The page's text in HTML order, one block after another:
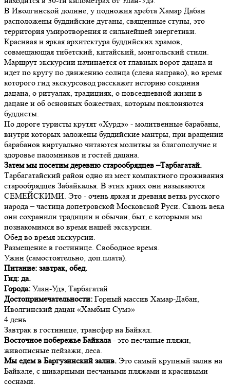
В Иволгинской долине, у подножия хребта Хамар Дабан
расположены буддийские дуганы, священные ступы, это
территория умиротворения и сильнейшей энергетики.
Красивая и яркая архитектура буддийских храмов,
совмещающая тибетский, китайский, монгольский стили.
Маршрут экскурсии начинается от главных ворот дацана и
идет по кругу по движению солнца (слева направо), во время
которого гид экскурсовод расскажет историю создания
дацана, о ритуалах, традициях, о повседневной жизни в
дацане и об основных божествах, которым поклоняются
буддисты.
По дороге туристы крутят «Хурдэ» - молитвенные барабаны,
внутри которых заложены буддийские мантры, при вращении
барабанов виртуально читаются молитвы за благополучие и
здоровье паломников и гостей дацана.
Затем мы посетим деревню старообрядцев –Тарбагатай.
Тарбагатайский район одно из мест компактного проживания
старообрядцев Забайкалья. В этих краях они называются
СЕМЕЙСКИМИ. Это - очень яркая и древняя ветвь русского
народа – частица допетровской Московской Руси. Сквозь века
они сохранили традиции и обычаи, быт, с которыми мы
познакомимся во время нашей экскурсии.
Обед во время экскурсии.
Размещение в гостинице. Свободное время.
Ужин (самостоятельно, доп.плата).
Питание: завтрак, обед.
Гид: да.
Города: Улан-Удэ, Тарбагатай
Достопримечательности: Горный массив Хамар-Дабан,
Иволгинский дацан «Хамбын Сумэ»
4 день
Завтрак в гостинице, трансфер на Байкал.
Восточное побережье Байкала- это песчаные пляжи,
живописные пейзажи, леса.
Мы едем в Баргузинский залив. Это самый крупный залив на
Байкале, с шикарными песчаными пляжами и красивыми
соснами.